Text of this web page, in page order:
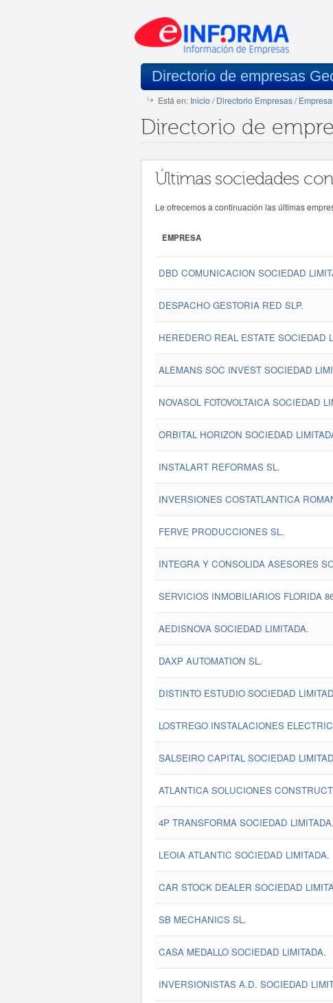
Directorio de empresas
Está en: Inicio /Directorio Empresas/
Directorio de
Últimas sociedades
Le ofrecemos a continuación las últimas
EMPRESA
DBD COMUNICACION SOCIEDAD
DESPACHO GESTORIA RED SLP.
HEREDERO REAL ESTATE SOCIEDAD
ALEMANS SOC INVEST SOCIEDAD
NOVASOL FOTOVOLTAICA SOCIEDAD
ORBITAL HORIZON SOCIEDAD
INSTALART REFORMAS SL.
INVERSIONES COSTATLANTICA
FERVE PRODUCCIONES SL.
INTEGRA Y CONSOLIDA ASESORES
SERVICIOS INMOBILIARIOS FLORIDA
AEDISNOVA SOCIEDAD LIMITADA.
DAXP AUTOMATION SL.
DISTINTO ESTUDIO SOCIEDAD
LOSTREGO INSTALACIONES
SALSEIRO CAPITAL SOCIEDAD
ATLANTICA SOLUCIONES
4P TRANSFORMA SOCIEDAD LIMITADA.
LEOIA ATLANTIC SOCIEDAD LIMITADA.
CAR STOCK DEALER SOCIEDAD
SB MECHANICS SL.
CASA MEDALLO SOCIEDAD LIMITADA.
INVERSIONISTAS A.D. SOCIEDAD